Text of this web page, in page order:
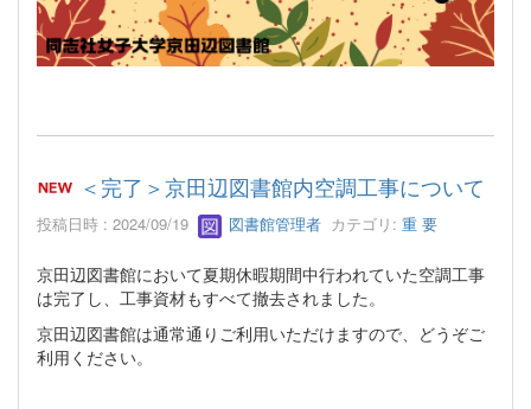
＜完了＞京田辺図書館内空調工事について
投稿日時 : 2024/09/19 図書館管理者 カテゴリ: 重 要
京田辺図書館において夏期休暇期間中行われていた空調工事
は完了し、工事資材もすべて撤去されました。
京田辺図書館は通常通りご利用いただけますので、どうぞご
利用ください。